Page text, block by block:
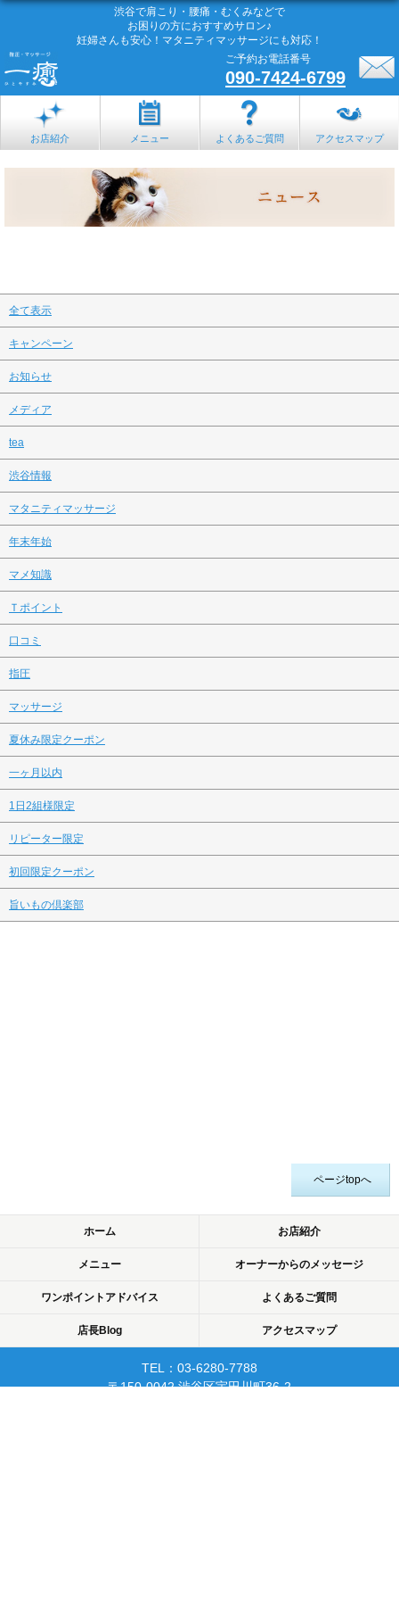
渋谷で肩こり・腰痛・むくみなどで
お困りの方におすすめサロン♪
妊婦さんも安心！マタニティマッサージにも対応！
ご予約お電話番号
090-7424-6799
お店紹介 メニュー よくあるご質問 アクセスマップ
全て表示
キャンペーン
お知らせ
メディア
tea
渋谷情報
マタニティマッサージ
年末年始
マメ知識
Ｔポイント
口コミ
指圧
マッサージ
夏休み限定クーポン
一ヶ月以内
1日2組様限定
リピーター限定
初回限定クーポン
旨いもの倶楽部
ページtopへ
ホーム お店紹介
メニュー オーナーからのメッセージ
ワンポイントアドバイス よくあるご質問
店長Blog アクセスマップ
TEL：03-6280-7788
〒150-0042 渋谷区宇田川町36-2